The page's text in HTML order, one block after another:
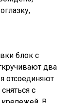
блок с
два
отсоединяют
с